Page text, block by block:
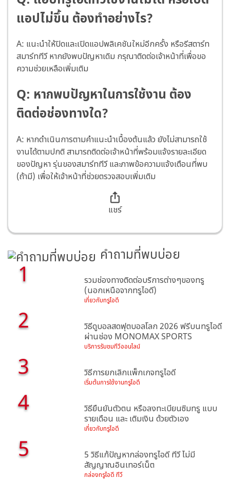
แอปไม่ขึ้น ต้องทำอย่างไร?
A: แนะนำให้ปิดและเปิดแอปพลิเคชันใหม่อีกครั้ง หรือรีสตาร์ท
สมาร์ททีวี หากยังพบปัญหาเดิม กรุณาติดต่อเจ้าหน้าที่เพื่อขอ
ความช่วยเหลือเพิ่มเติม
Q: หากพบปัญหาในการใช้งาน ต้อง
ติดต่อช่องทางใด?
A: หากดำเนินการตามคำแนะนำเบื้องต้นแล้ว ยังไม่สามารถใช้
งานได้ตามปกติ สามารถติดต่อเจ้าหน้าที่พร้อมแจ้งรายละเอียด
ของปัญหา รุ่นของสมาร์ททีวี และภาพข้อความแจ้งเตือนที่พบ
(ถ้ามี) เพื่อให้เจ้าหน้าที่ช่วยตรวจสอบเพิ่มเติม
แชร์
คำถามที่พบบ่อย
1
รวมช่องทางติดต่อบริการต่างๆของทรู
(นอกเหนือจากทรูไอดี)
เกี่ยวกับทรูไอดี
2
วิธีดูบอลสดฟุตบอลโลก 2026 ฟรีบนทรูไอดี
ผ่านช่อง MONOMAX SPORTS
บริการรับชมทีวีออนไลน์
3 วิธีการยกเลิกเเพ็กเกจทรูไอดี
เริ่มต้นการใช้งานทรูไอดี
4
วิธียืนยันตัวตน หรือลงทะเบียนซิมทรู แบบ
รายเดือน และ เติมเงิน ด้วยตัวเอง
เกี่ยวกับทรูไอดี
5
5 วิธีแก้ปัญหากล่องทรูไอดี ทีวี ไม่มี
สัญญาณอินเทอร์เน็ต
กล่องทรูไอดี ทีวี